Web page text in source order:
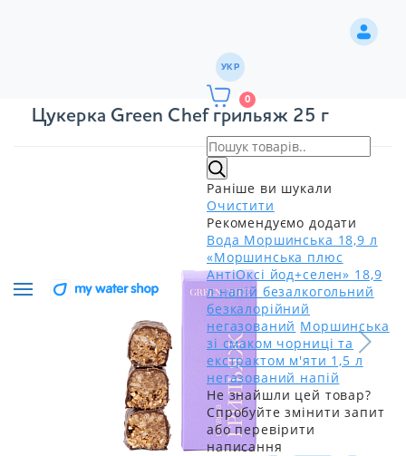
УКР
0
Раніше ви шукали
Очистити
Рекомендуємо додати
Вода Моршинська 18,9 л
«Моршинська плюс
АнтіОксі йод+селен» 18,9
л напій безалкогольний
безкалорійний
негазований Моршинська
зі смаком чорниці та
екстрактом м'яти 1,5 л
негазований напій
Не знайшли цей товар?
Спробуйте змінити запит
або перевірити
написання
Цукерка Green Chef грильяж 25 г